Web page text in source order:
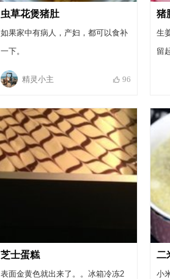
虫草花煲猪肚
如果家中有病人，产妇，都可以食补
一下。
精灵小主 96
猪
生
留
芝士蛋糕
表面金黄色就出来了。。冰箱冷冻2
二
小